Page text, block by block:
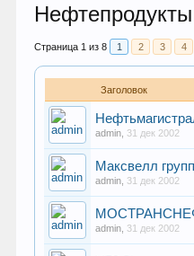
Страница 1 из 8 1 2 3 4
Заголовок
admin 31 дек 2002
Максвелл групп
admin 31 дек 2002
admin 31 дек 2002